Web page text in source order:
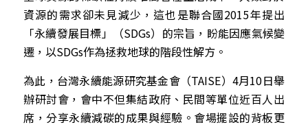
資源的需求卻未見減少，這也是聯合國2015年提出
「永續發展目標」（SDGs）的宗旨，盼能因應氣候變
遷，以SDGs作為拯救地球的階段性解方。
為此，台灣永續能源研究基金會（TAISE）4月10日舉
辦研討會，會中不但集結政府、民間等單位近百人出
席，分享永續減碳的成果與經驗。會場擺設的背板更